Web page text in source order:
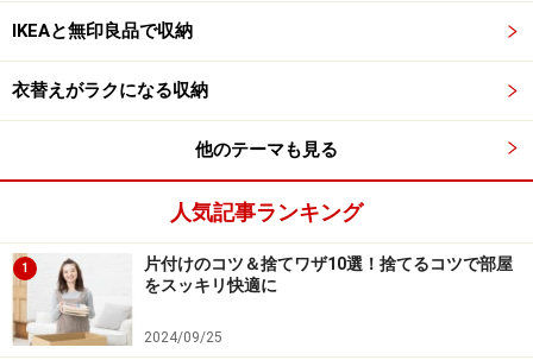
入れてください。そうしないと分けても意味がなくなっ
てしまいます。
ここまでくれば、作業を中断しても生活上の不便は最小
限ですみます。今使っているモノを入れた段ボールだけ
残して、その他の段ボールは積み上げたり他の場所へ移
動。引っ越しと思っていれば、しばらくの辛抱にも堪え
IKEAと無印良品で収納
衣替えがラクになる収納
他のテーマも見る
人気記事ランキング
1
片付けのコツ＆捨てワザ10選！捨てるコツで部屋
をスッキリ快適に
2024/09/25